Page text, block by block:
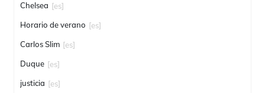
Chelsea [es]
Horario de verano [es]
Carlos Slim [es]
Duque [es]
justicia [es]